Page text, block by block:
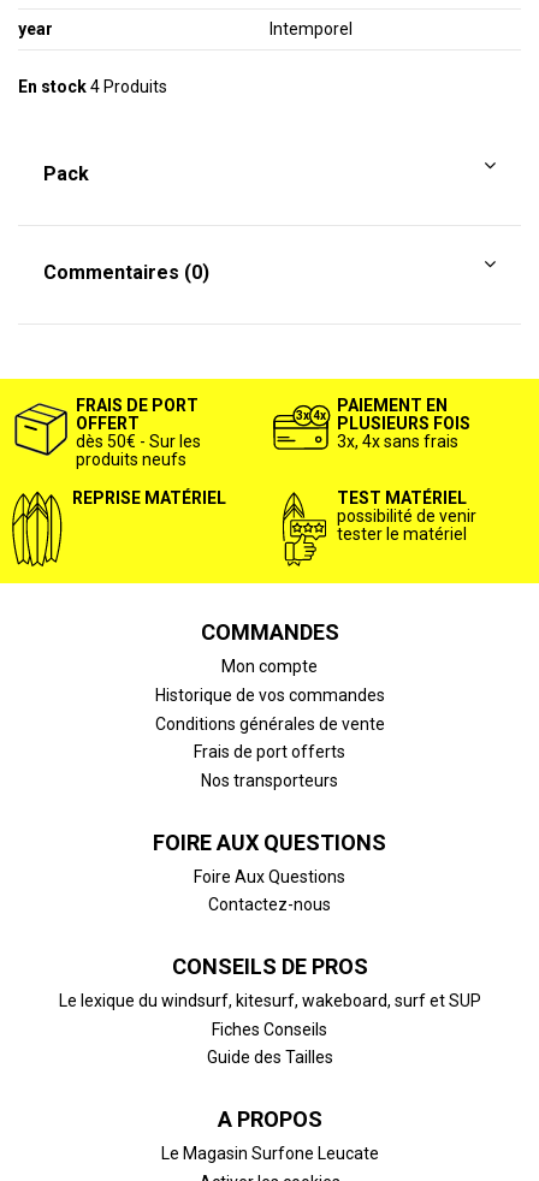
year Intemporel
En stock4 Produits
Pack
Commentaires (0)
FRAIS DE PORT
OFFERT
dès 50€ - Sur les
produits neufs
PAIEMENT EN
PLUSIEURS FOIS
3x, 4x sans frais
REPRISE MATÉRIEL
TEST MATÉRIEL
possibilité de venir
tester le matériel
COMMANDES
Mon compte
Historique de vos commandes
Conditions générales de vente
Frais de port offerts
Nos transporteurs
FOIRE AUX QUESTIONS
Foire Aux Questions
Contactez-nous
CONSEILS DE PROS
Le lexique du windsurf, kitesurf, wakeboard, surf et SUP
Fiches Conseils
Guide des Tailles
A PROPOS
Le Magasin Surfone Leucate